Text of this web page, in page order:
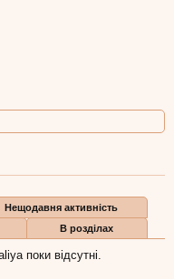
Нещодавня активність
В розділах
поки відсутні.